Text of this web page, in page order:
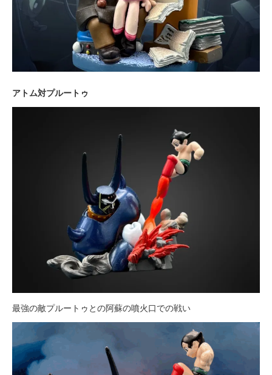
アトム対プルートゥ
最強の敵プルートゥとの阿蘇の噴火口での戦い